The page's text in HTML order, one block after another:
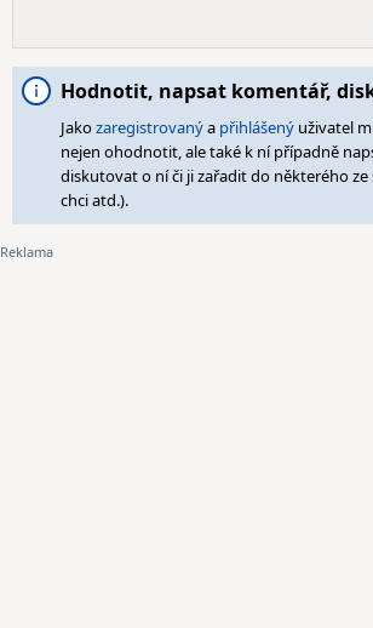
Hodnotit, napsat komentář,
Jakozaregistrovanýa přihlášený uživatel
nejen ohodnotit, ale také k ní případně
diskutovat o ní či ji zařadit do některého
chci atd.).